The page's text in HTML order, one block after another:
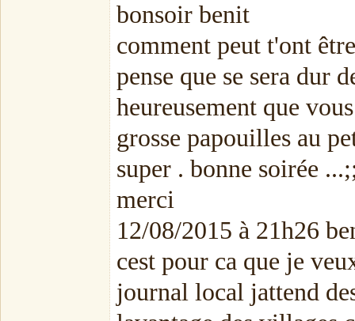
bonsoir benit
comment peut t'ont
pense que se sera dur
heureusement que
grosse papouilles au
super . bonne soirée
merci
12/08/2015 à 21h26
cest pour ca que je
journal local jattend